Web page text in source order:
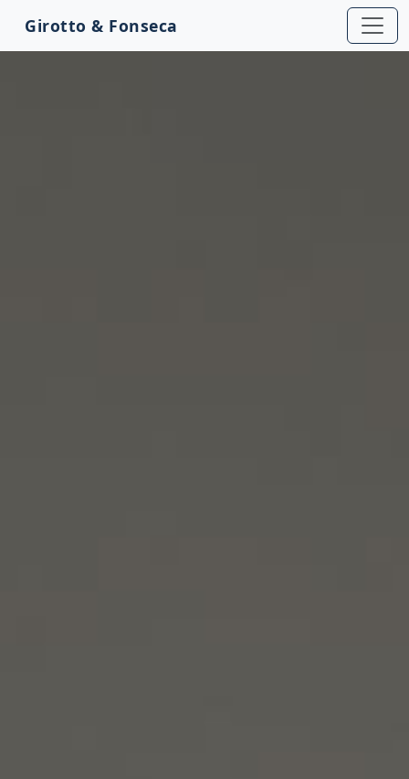
Girotto & Fonseca